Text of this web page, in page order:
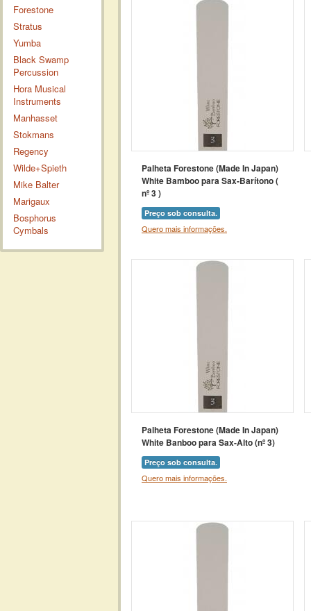
Forestone
Stratus
Yumba
Black Swamp
Percussion
Hora Musical
Instruments
Manhasset
Stokmans
Regency
Wilde+Spieth
Mike Balter
Marigaux
Bosphorus
Cymbals
Palheta Forestone (Made In Japan)
White Bamboo para Sax-Barítono (
nº 3 )
Preço sob consulta.
Quero mais informações.
Palheta Forestone (Made In Japan)
White Banboo para Sax-Alto (nº 3)
Preço sob consulta.
Quero mais informações.